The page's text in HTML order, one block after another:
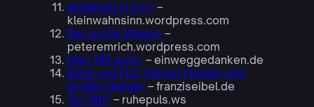
abgängig in kurz –
kleinwahnsinn.wordpress.com
Der große Wagen –
peteremrich.wordpress.com
Hier. Mit euch. – einweggedanken.de
Ebbe und Flut, kleiner Hunger und
großer Hunger – franziseibel.de
?p=7867 – ruhepuls.ws